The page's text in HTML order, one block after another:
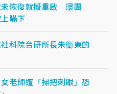
未恢復就擬重啟 環團
瞞下
科院台研所長朱衛東的
老師遭「掃把刺眼」恐